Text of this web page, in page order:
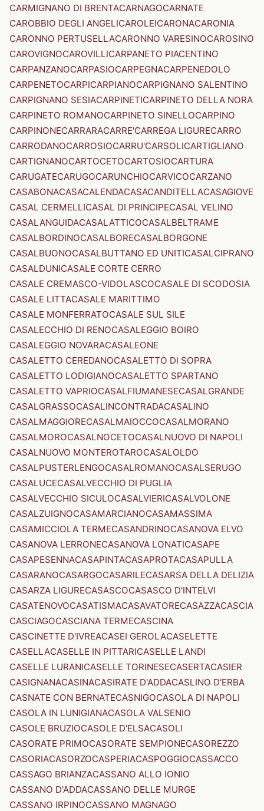
CARMIGNANO DI BRENTACARNAGOCARNATE
CAROBBIO DEGLI ANGELICAROLEICARONACARONIA
CARONNO PERTUSELLACARONNO VARESINOCAROSINO
CAROVIGNOCAROVILLICARPANETO PIACENTINO
CARPANZANOCARPASIOCARPEGNACARPENEDOLO
CARPENETOCARPICARPIANOCARPIGNANO SALENTINO
CARPIGNANO SESIACARPINETICARPINETO DELLA NORA
CARPINETO ROMANOCARPINETO SINELLOCARPINO
CARPINONECARRARACARRE'CARREGA LIGURECARRO
CARRODANOCARROSIOCARRU'CARSOLICARTIGLIANO
CARTIGNANOCARTOCETOCARTOSIOCARTURA
CARUGATECARUGOCARUNCHIOCARVICOCARZANO
CASABONACASACALENDACASACANDITELLACASAGIOVE
CASAL CERMELLICASAL DI PRINCIPECASAL VELINO
CASALANGUIDACASALATTICOCASALBELTRAME
CASALBORDINOCASALBORECASALBORGONE
CASALBUONOCASALBUTTANO ED UNITICASALCIPRANO
CASALDUNICASALE CORTE CERRO
CASALE CREMASCO-VIDOLASCOCASALE DI SCODOSIA
CASALE LITTACASALE MARITTIMO
CASALE MONFERRATOCASALE SUL SILE
CASALECCHIO DI RENOCASALEGGIO BOIRO
CASALEGGIO NOVARACASALEONE
CASALETTO CEREDANOCASALETTO DI SOPRA
CASALETTO LODIGIANOCASALETTO SPARTANO
CASALETTO VAPRIOCASALFIUMANESECASALGRANDE
CASALGRASSOCASALINCONTRADACASALINO
CASALMAGGIORECASALMAIOCCOCASALMORANO
CASALMOROCASALNOCETOCASALNUOVO DI NAPOLI
CASALNUOVO MONTEROTAROCASALOLDO
CASALPUSTERLENGOCASALROMANOCASALSERUGO
CASALUCECASALVECCHIO DI PUGLIA
CASALVECCHIO SICULOCASALVIERICASALVOLONE
CASALZUIGNOCASAMARCIANOCASAMASSIMA
CASAMICCIOLA TERMECASANDRINOCASANOVA ELVO
CASANOVA LERRONECASANOVA LONATICASAPE
CASAPESENNACASAPINTACASAPROTACASAPULLA
CASARANOCASARGOCASARILECASARSA DELLA DELIZIA
CASARZA LIGURECASASCOCASASCO D'INTELVI
CASATENOVOCASATISMACASAVATORECASAZZACASCIA
CASCIAGOCASCIANA TERMECASCINA
CASCINETTE D'IVREACASEI GEROLACASELETTE
CASELLACASELLE IN PITTARICASELLE LANDI
CASELLE LURANICASELLE TORINESECASERTACASIER
CASIGNANACASINACASIRATE D'ADDACASLINO D'ERBA
CASNATE CON BERNATECASNIGOCASOLA DI NAPOLI
CASOLA IN LUNIGIANACASOLA VALSENIO
CASOLE BRUZIOCASOLE D'ELSACASOLI
CASORATE PRIMOCASORATE SEMPIONECASOREZZO
CASORIACASORZOCASPERIACASPOGGIOCASSACCO
CASSAGO BRIANZACASSANO ALLO IONIO
CASSANO D'ADDACASSANO DELLE MURGE
CASSANO IRPINOCASSANO MAGNAGO